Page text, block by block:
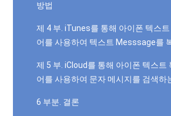
방법
제 4 부. iTunes를 통해 아이폰 텍스
어를 사용하여 텍스트 Messsage를
제 5 부. iCloud를 통해 아이폰 텍스트
어를 사용하여 문자 메시지를 검색하
6 부분. 결론